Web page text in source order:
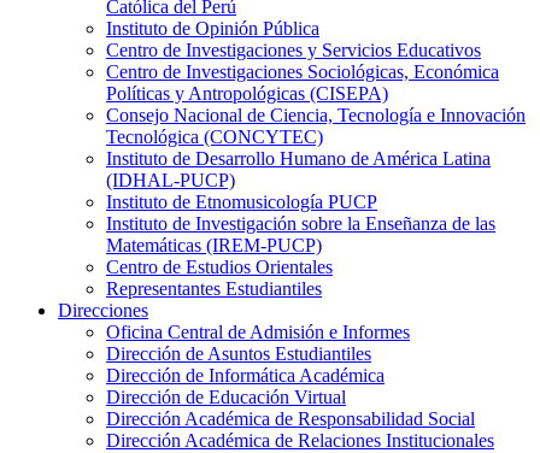
Católica del Perú
Instituto de Opinión Pública
Centro de Investigaciones y Servicios Educativos
Centro de Investigaciones Sociológicas, Económica
Políticas y Antropológicas (CISEPA)
Consejo Nacional de Ciencia, Tecnología e Innovación
Tecnológica (CONCYTEC)
Instituto de Desarrollo Humano de América Latina
(IDHAL-PUCP)
Instituto de Etnomusicología PUCP
Instituto de Investigación sobre la Enseñanza de las
Matemáticas (IREM-PUCP)
Centro de Estudios Orientales
Representantes Estudiantiles
Direcciones
Oficina Central de Admisión e Informes
Dirección de Asuntos Estudiantiles
Dirección de Informática Académica
Dirección de Educación Virtual
Dirección Académica de Responsabilidad Social
Dirección Académica de Relaciones Institucionales